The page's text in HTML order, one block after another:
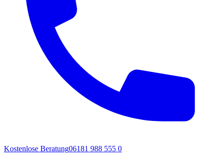
Kostenlose Beratung06181 988 555 0